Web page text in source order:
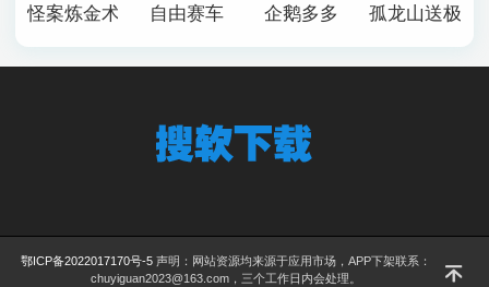
怪案炼金术师 自由赛车 企鹅多多 孤龙山送极品
鄂ICP备2022017170号-5声明：网站资源均来源于应用市场，APP下架联系：
chuyiguan2023@163.com，三个工作日内会处理。